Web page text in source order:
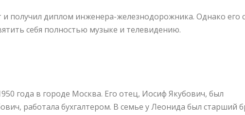
и получил диплом инженера-железнодорожника. Однако его
себя полностью музыке и телевидению.
года в городе Москва. Его отец, Иосиф Якубович, был
работала бухгалтером. В семье у Леонида был старший